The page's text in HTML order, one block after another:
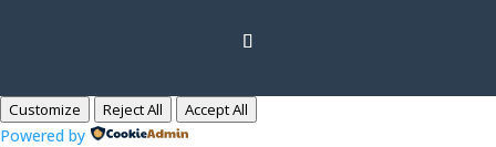
Customize Reject All Accept All
Powered by